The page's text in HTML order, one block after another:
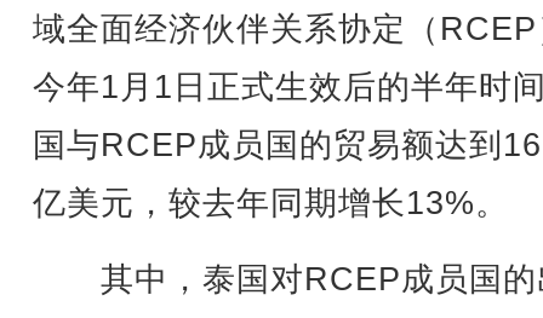
域全面经济伙伴关系协定（
今年1月1日正式生效后的半年时
国与RCEP成员国的贸易额达到
亿美元，较去年同期增长13%。
其中，泰国对RCEP成员国的